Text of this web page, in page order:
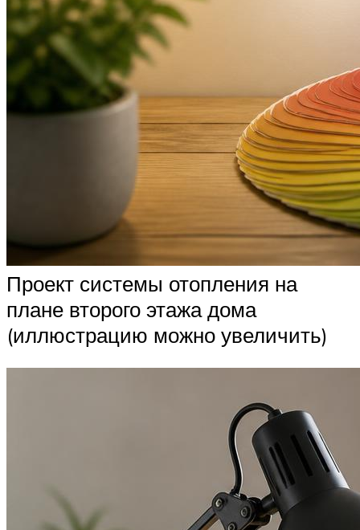
Проект системы отопления на
плане второго этажа дома
(иллюстрацию можно увеличить)